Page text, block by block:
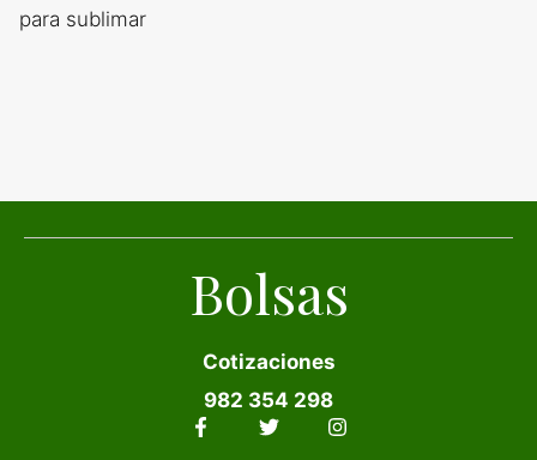
para sublimar
Bolsas
Cotizaciones
982 354 298